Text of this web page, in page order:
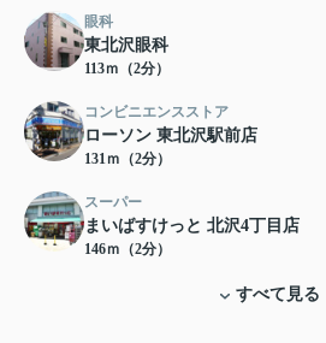
眼科
東北沢眼科
113ｍ（2分）
コンビニエンスストア
ローソン 東北沢駅前店
131ｍ（2分）
スーパー
まいばすけっと 北沢4丁目店
146ｍ（2分）
すべて見る